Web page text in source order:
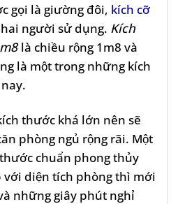
gọi là giường đôi, kích cỡ
người sử dụng. Kích
là chiều rộng 1m8 và
là một trong những kích
thước khá lớn nên sẽ
phòng ngủ rộng rãi. Một
chuẩn phong thủy
diện tích phòng thì mới
những giây phút nghỉ